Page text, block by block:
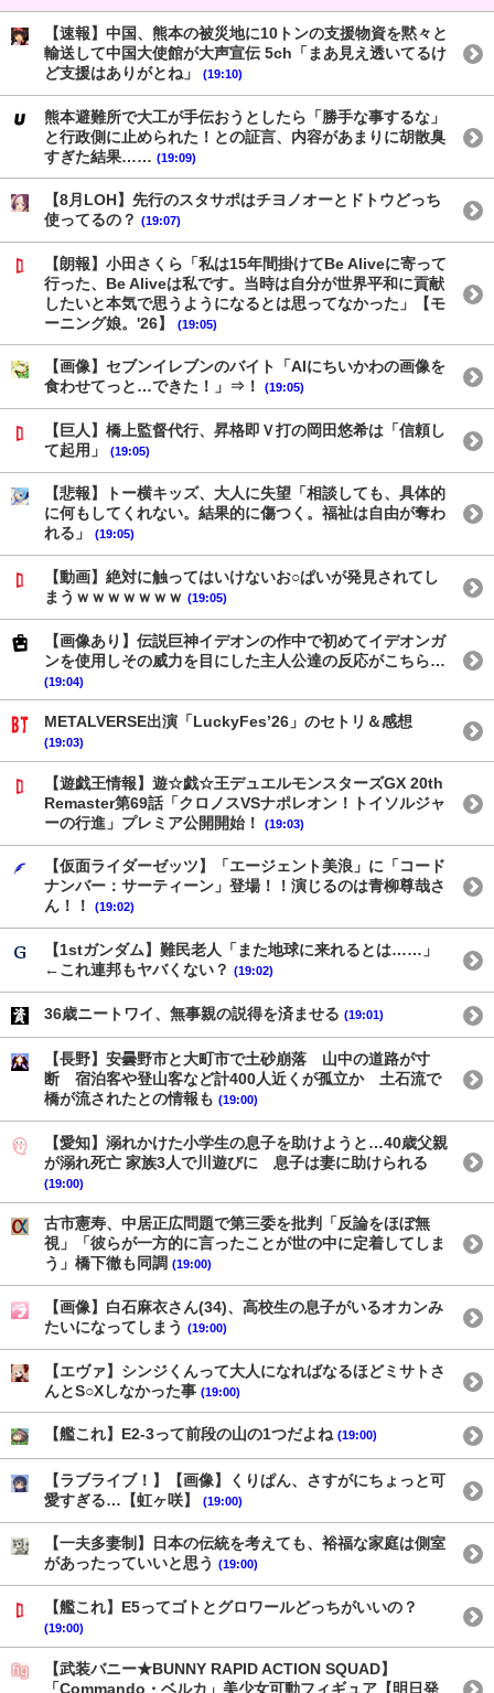
【速報】中国、熊本の被災地に10トンの支援物資を黙々と
輸送して中国大使館が大声宣伝 5ch「まあ見え透いてるけ
ど支援はありがとね」
(19:10)
熊本避難所で大工が手伝おうとしたら「勝手な事するな」
と行政側に止められた！との証言、内容があまりに胡散臭
すぎた結果…… (19:09)
【8月LOH】先行のスタサポはチヨノオーとドトウどっち
使ってるの？ (19:07)
【朗報】小田さくら「私は15年間掛けてBe Aliveに寄って
行った、Be Aliveは私です。当時は自分が世界平和に貢献
したいと本気で思うようになるとは思ってなかった」【モ
ーニング娘。'26】
(19:05)
【画像】セブンイレブンのバイト「AIにちいかわの画像を
食わせてっと…できた！」⇒！
(19:05)
【巨人】橋上監督代行、昇格即Ｖ打の岡田悠希は「信頼し
て起用」
(19:05)
【悲報】トー横キッズ、大人に失望「相談しても、具体的
に何もしてくれない。結果的に傷つく。福祉は自由が奪わ
れる」
(19:05)
【動画】絶対に触ってはいけないお○ぱいが発見されてし
まうｗｗｗｗｗｗｗ (19:05)
【画像あり】伝説巨神イデオンの作中で初めてイデオンガ
ンを使用しその威力を目にした主人公達の反応がこちら…
(19:04)
METALVERSE出演「LuckyFes’26」のセトリ＆感想
(19:03)
【遊戯王情報】遊☆戯☆王デュエルモンスターズGX 20th
Remaster第69話「クロノスVSナポレオン！トイソルジャ
ーの行進」プレミア公開開始！
(19:03)
【仮面ライダーゼッツ】「エージェント美浪」に「コード
ナンバー：サーティーン」登場！！演じるのは青柳尊哉さ
ん！！
(19:02)
【1stガンダム】難民老人「また地球に来れるとは……」
←これ連邦もヤバくない？ (19:02)
36歳ニートワイ、無事親の説得を済ませる (19:01)
【長野】安曇野市と大町市で土砂崩落 山中の道路が寸
断 宿泊客や登山客など計400人近くが孤立か 土石流で
橋が流されたとの情報も (19:00)
【愛知】溺れかけた小学生の息子を助けようと…40歳父親
が溺れ死亡 家族3人で川遊びに 息子は妻に助けられる
(19:00)
古市憲寿、中居正広問題で第三委を批判「反論をほぼ無
視」「彼らが一方的に言ったことが世の中に定着してしま
う」橋下徹も同調 (19:00)
【画像】白石麻衣さん(34)、高校生の息子がいるオカンみ
たいになってしまう (19:00)
【エヴァ】シンジくんって大人になればなるほどミサトさ
んとS○Xしなかった事 (19:00)
【艦これ】E2-3って前段の山の1つだよね (19:00)
【ラブライブ！】【画像】くりぱん、さすがにちょっと可
愛すぎる…【虹ヶ咲】
(19:00)
【一夫多妻制】日本の伝統を考えても、裕福な家庭は側室
があったっていいと思う (19:00)
【艦これ】E5ってゴトとグロワールどっちがいいの？
(19:00)
【武装バニー★BUNNY RAPID ACTION SQUAD】
「Commando・ベルカ」美少女可動フィギュア【明日発